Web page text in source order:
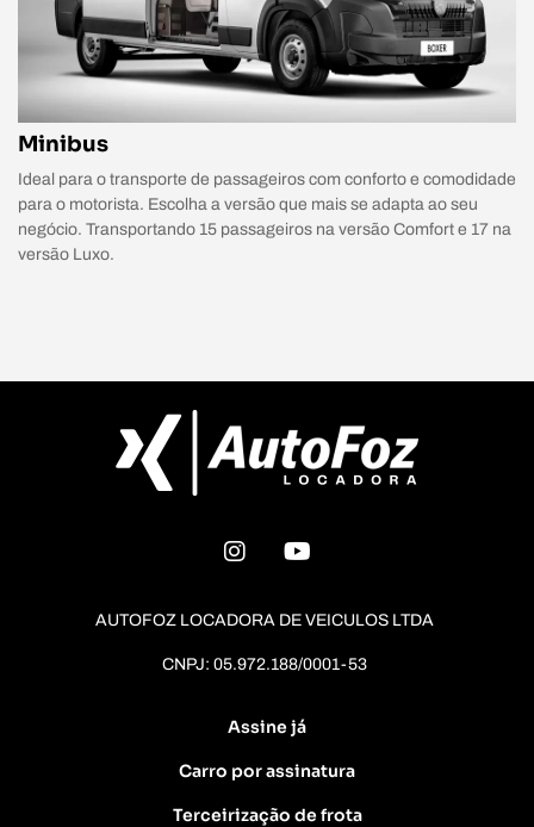
Minibus
Ideal para o transporte de passageiros com conforto e comodidade
para o motorista. Escolha a versão que mais se adapta ao seu
negócio. Transportando 15 passageiros na versão Comfort e 17 na
versão Luxo.
AUTOFOZ LOCADORA DE VEICULOS LTDA
CNPJ: 05.972.188/0001-53
Assine já
Carro por assinatura
Terceirização de frota